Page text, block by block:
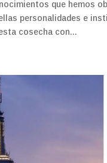
que hemos
personalidades e
cosecha con...